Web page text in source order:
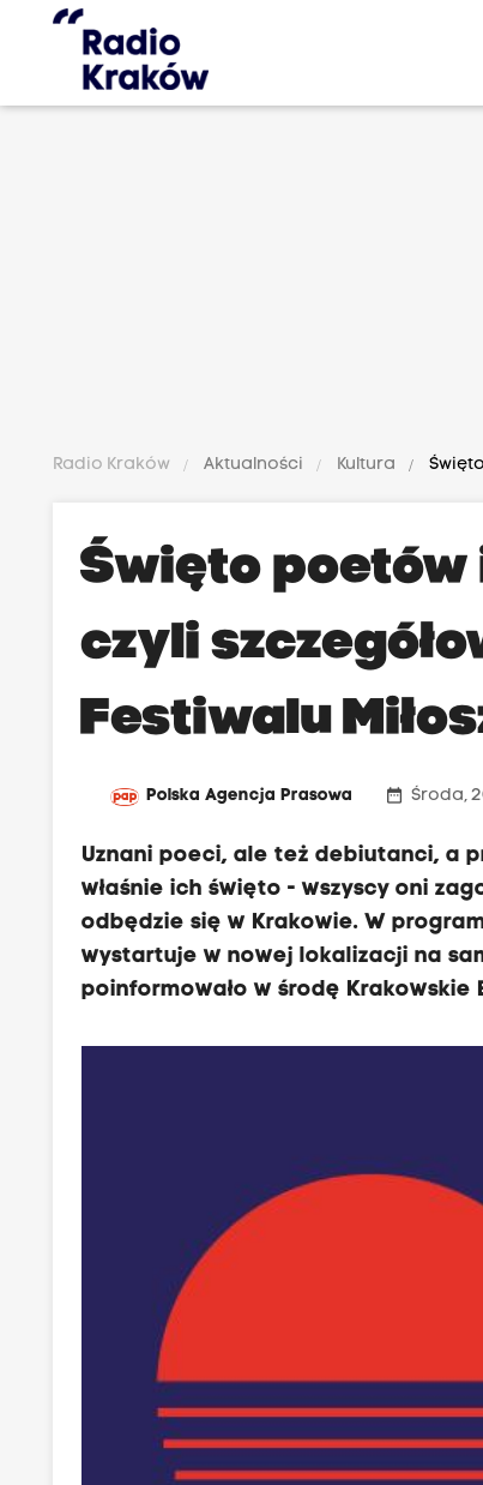
Radio Kraków Aktualności Kultura
Święto poetów
czyli
Festiwalu
Polska Agencja Prasowa date_range Środa,
Uznani poeci, ale też debiutanci, a
właśnie ich święto - wszyscy oni
odbędzie się w Krakowie. W
wystartuje w nowej lokalizacji na
poinformowało w środę Krakowskie